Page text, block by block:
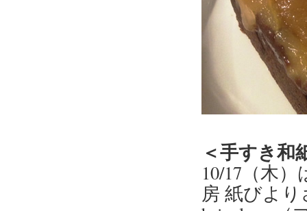
＜手すき和
10/17（木
房 紙びよ